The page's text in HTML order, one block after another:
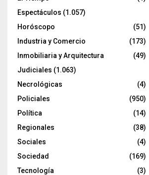
Espectáculos (1.057)
Horóscopo
(51)
Industria y Comercio
(173)
Inmobiliaria y Arquitectura
(49)
Judiciales (1.063)
Necrológicas
(4)
Policiales
(950)
Política
(14)
Regionales
(38)
Sociales
(4)
Sociedad
(169)
Tecnología
(3)